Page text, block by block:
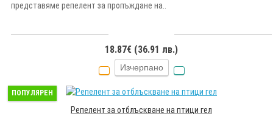
представяме репелент за пропъждане на..
18.87€ (36.91 лв.)
Изчерпано
ПОПУЛЯРЕН
Репелент за отблъскване на птици гел